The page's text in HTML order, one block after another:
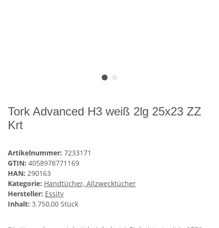
Tork Advanced H3 weiß 2lg 25x23 ZZ
Krt
Artikelnummer: 7233171
GTIN: 4058978771169
HAN: 290163
Kategorie: Handtücher, Allzwecktücher
Hersteller: Essity
Inhalt: 3.750,00 Stück